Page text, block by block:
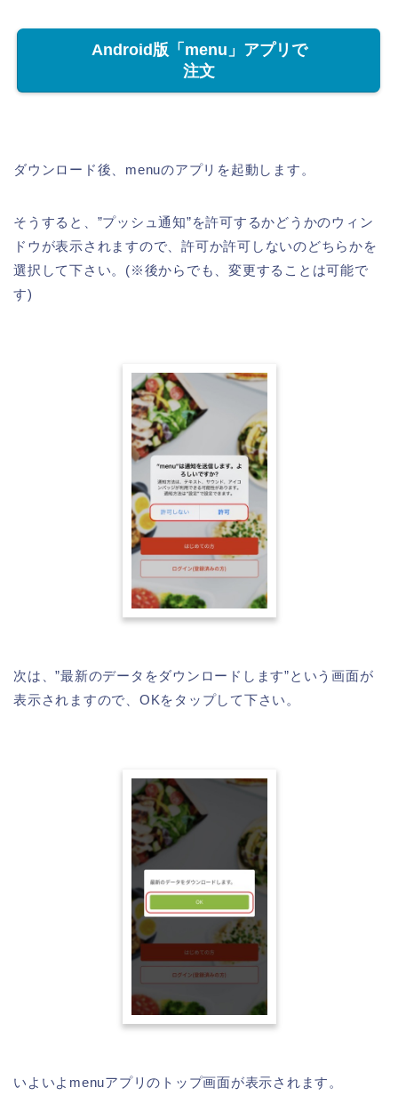
Android版「menu」アプリで
注文
ダウンロード後、menuのアプリを起動します。
そうすると、”プッシュ通知”を許可するかどうかのウィン
ドウが表示されますので、許可か許可しないのどちらかを
選択して下さい。(※後からでも、変更することは可能で
す)
次は、”最新のデータをダウンロードします”という画面が
表示されますので、OKをタップして下さい。
いよいよmenuアプリのトップ画面が表示されます。